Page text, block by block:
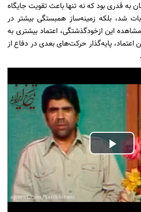
به قدری بود که نه تنها باعث تقویت جایگاه
شد، بلکه زمینه‌ساز همبستگی بیشتر در
این ازخودگذشتگی، اعتماد بیشتری به
اعتماد، پایه‌گذار حرکت‌های بعدی در دفاع از
Play